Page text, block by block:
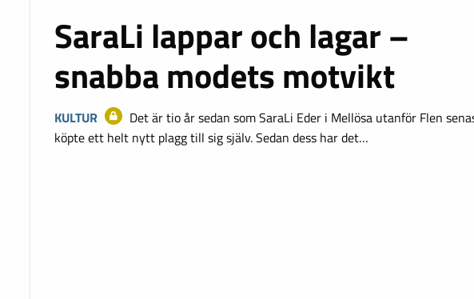
SaraLi lappar och lagar –
snabba modets motvikt
KULTUR
Det är tio år sedan som SaraLi Eder i Mellösa utanför Flen
köpte ett helt nytt plagg till sig själv. Sedan dess har det…